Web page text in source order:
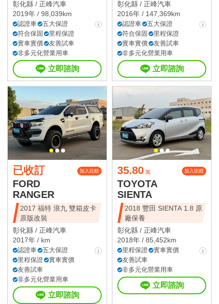
彰化縣 / 正峰汽車
2019年 / 98,039km
認證車
五大保證
符合保固
里程保證
實車實價
友善試車
非多元化營業用車
立即諮詢
彰化縣 / 正峰汽車
2016年 / 147,369km
認證車
五大保證
符合保固
里程保證
實車實價
友善試車
非多元化營業用車
立即諮詢
已收訂 加入比較
FORD
RANGER
2017 福特 浪九 雙箱皮卡
原版改裝
彰化縣 / 正峰汽車
2017年 / km
認證車
五大保證
里程保證
實車實價
友善試車
非多元化營業用車
立即諮詢
35.80 萬 加入比較
TOYOTA
SIENTA
2018 豐田 SIENTA 1.8 原
廠保養
彰化縣 / 正峰汽車
2018年 / 85,452km
里程保證
實車實價
友善試車
非多元化營業用車
立即諮詢